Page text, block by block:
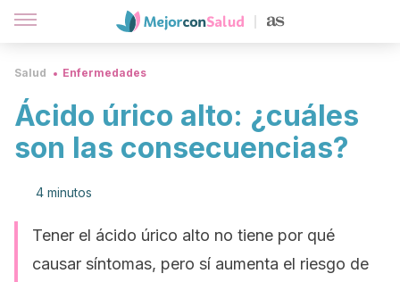
Salud Enfermedades
Ácido úrico alto: ¿cuáles
son las consecuencias?
4 minutos
Tener el ácido úrico alto no tiene por qué
causar síntomas, pero sí aumenta el riesgo de